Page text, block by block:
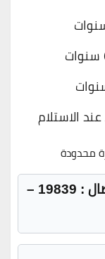
للحجز و التواصل مع المبيعات الاتصال : 19839 –